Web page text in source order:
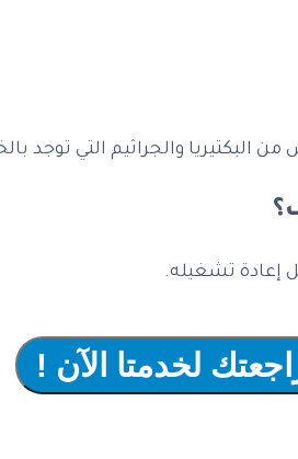
والجراثيم التي توجد
إعادة تشغيله.
لخدمتا الآن !